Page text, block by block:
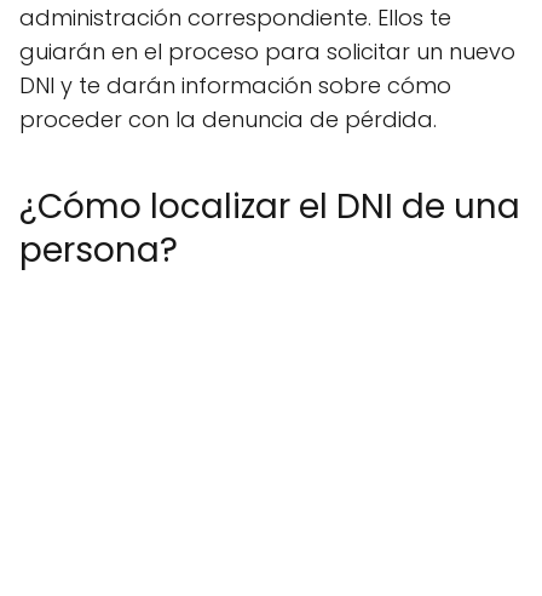
administración correspondiente. Ellos te
guiarán en el proceso para solicitar un nuevo
DNI y te darán información sobre cómo
proceder con la denuncia de pérdida.
¿Cómo localizar el DNI de una
persona?